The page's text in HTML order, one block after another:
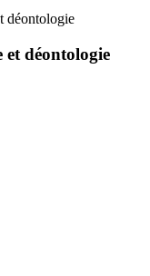
déontologie
déontologie